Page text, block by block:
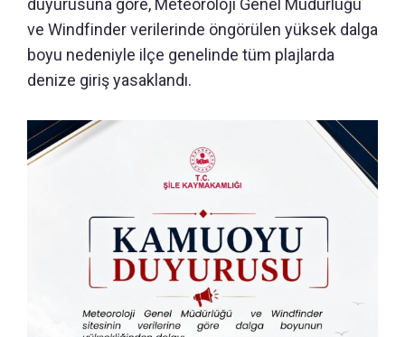
duyurusuna göre, Meteoroloji Genel Müdürlüğü
ve Windfinder verilerinde öngörülen yüksek dalga
boyu nedeniyle ilçe genelinde tüm plajlarda
denize giriş yasaklandı.